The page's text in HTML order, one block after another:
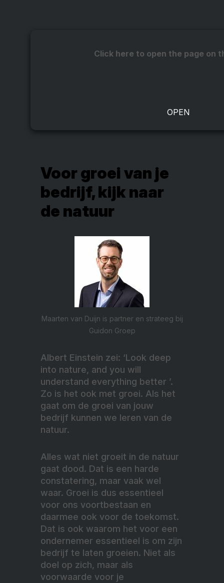
Click here to open the page on
Voor groei van je
bedrijf, kijk naar
de natuur
Maarten van Duijn is partner en strateeg bij
Guidon Groep
Albert Einstein zei: ‘Look deep
into nature, and you will
understand everything better ’.
Zo is het ook met groei. Als het
gaat om de groei van jouw
bedrijf kunnen we leren van de
natuur.
Alles wat niet groeit in de natuur
gaat dood. Dat is een harde
constatering, maar vaak wel
waar. Groei is dus essentieel
voor ons voortbestaan en
daarmee ook voor de toekomst.
Dat is ook waarom het voor een
ondernemer essentieel is om zijn
bedrijf te laten groeien. Niet als
doel op zich, maar als
voorwaarde voor je